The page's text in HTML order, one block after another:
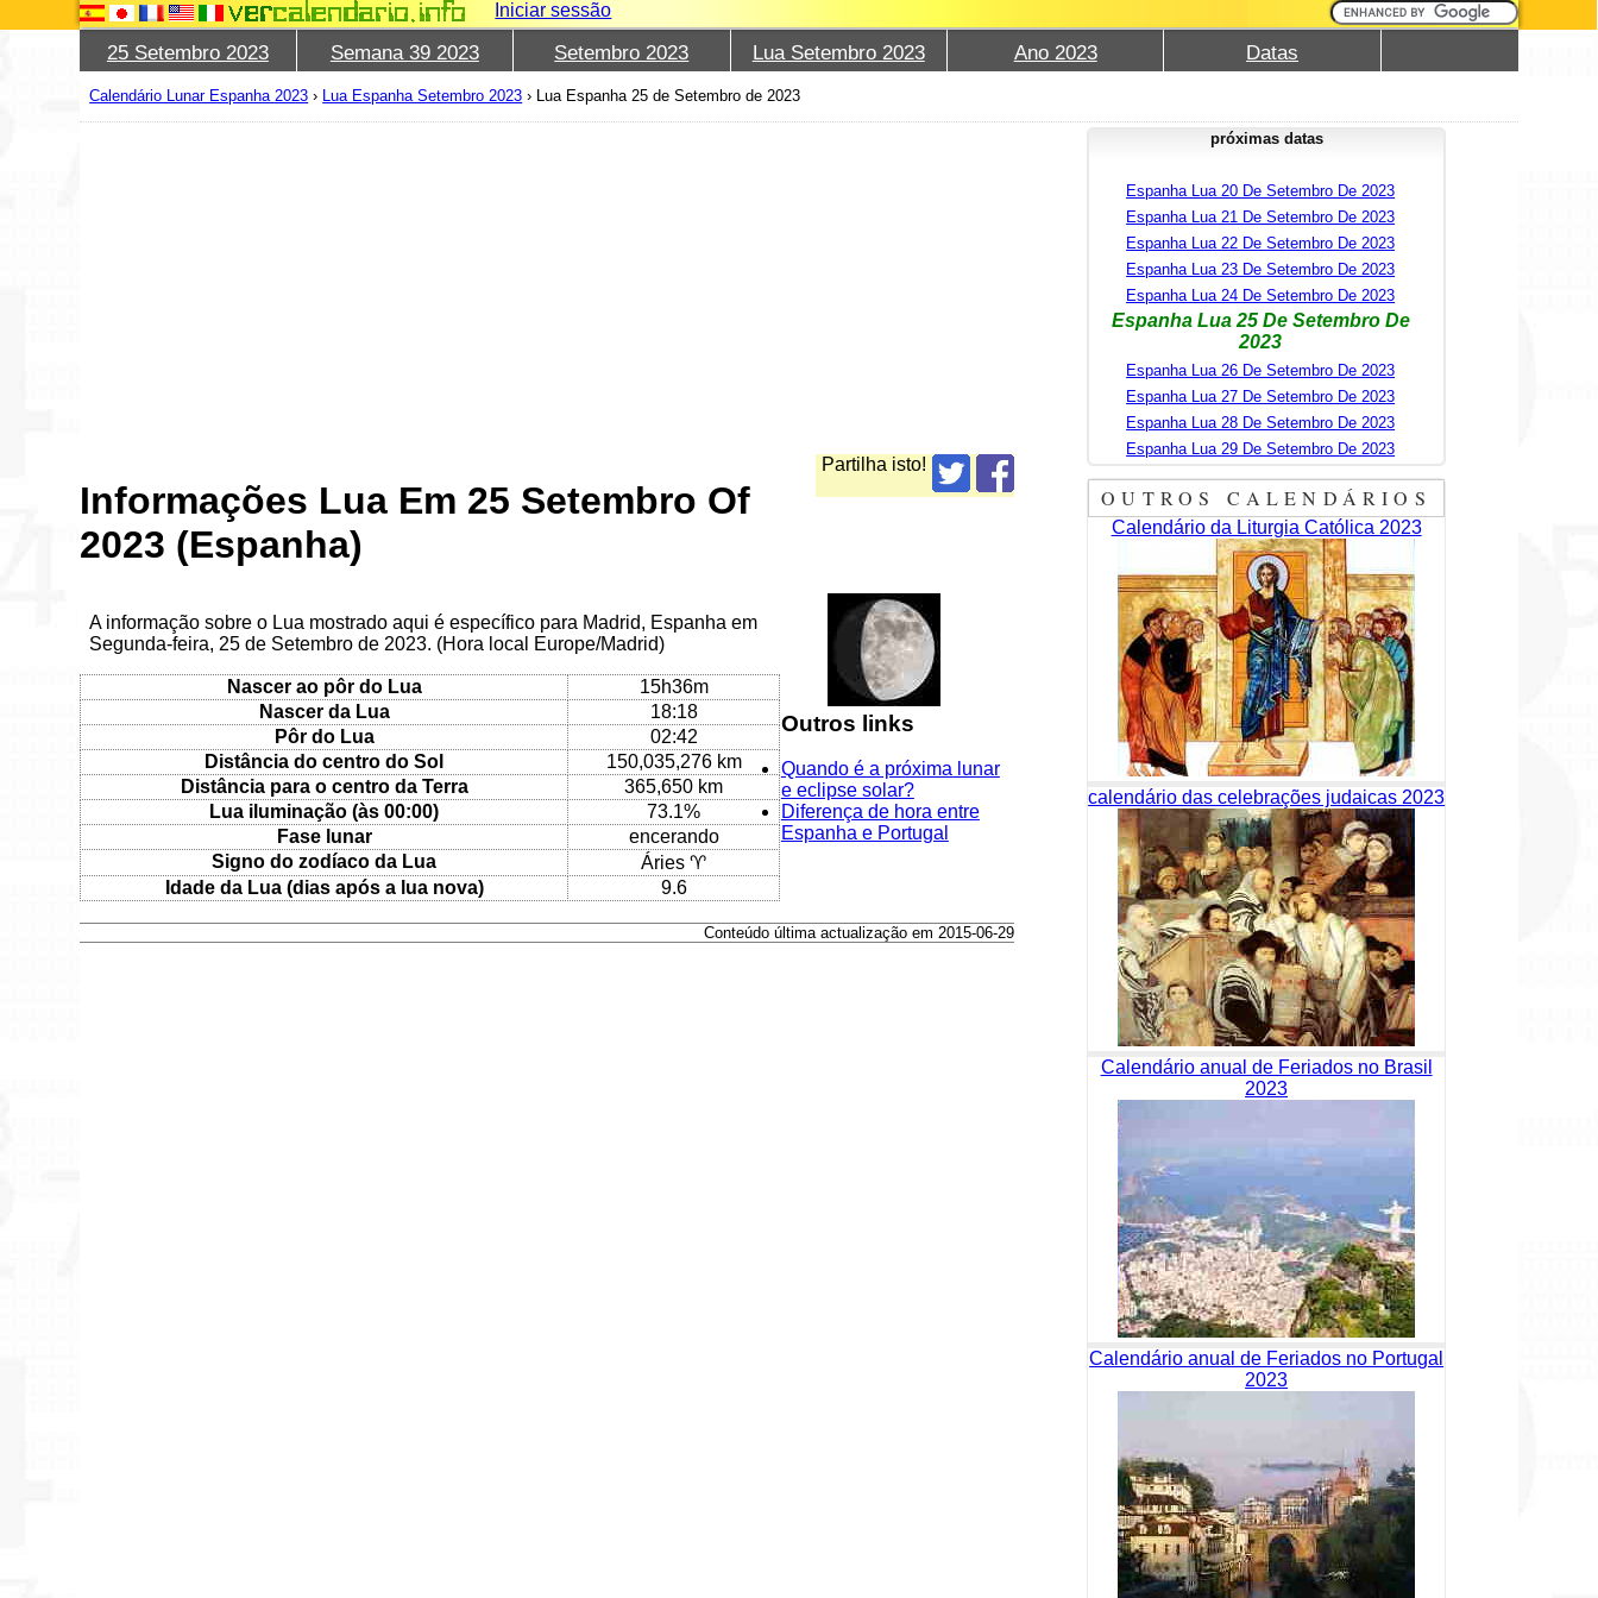
Iniciar sessão
25 Setembro 2023 Semana 39 2023 Setembro 2023 Lua Setembro 2023 Ano 2023 Datas
Calendário Lunar Espanha 2023 › Lua Espanha Setembro 2023 › Lua Espanha 25 de Setembro de 2023
Partilha isto!
Informações Lua Em 25 Setembro Of
2023 (Espanha)
A informação sobre o Lua mostrado aqui é específico para Madrid, Espanha em
Segunda-feira, 25 de Setembro de 2023. (Hora local Europe/Madrid)
Nascer ao pôr do Lua
15h36m
Nascer da Lua
18:18
Pôr do Lua
02:42
Distância do centro do Sol
150,035,276 km
Distância para o centro da Terra
365,650 km
Lua iluminação (às 00:00)
73.1%
Fase lunar
encerando
Signo do zodíaco da Lua
Áries ♈
Idade da Lua (dias após a lua nova)
9.6
Outros links
Quando é a próxima lunar
e eclipse solar?
Diferença de hora entre
Espanha e Portugal
Conteúdo última actualização em 2015-06-29
próximas datas
Espanha Lua 20 De Setembro De 2023
Espanha Lua 21 De Setembro De 2023
Espanha Lua 22 De Setembro De 2023
Espanha Lua 23 De Setembro De 2023
Espanha Lua 24 De Setembro De 2023
Espanha Lua 25 De Setembro De
2023
Espanha Lua 26 De Setembro De 2023
Espanha Lua 27 De Setembro De 2023
Espanha Lua 28 De Setembro De 2023
Espanha Lua 29 De Setembro De 2023
OUTROS CALENDÁRIOS
Calendário da Liturgia Católica 2023
calendário das celebrações judaicas 2023
Calendário anual de Feriados no Brasil
2023
Calendário anual de Feriados no Portugal
2023